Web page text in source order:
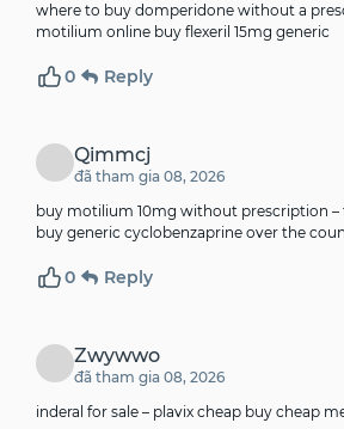
where to buy domperidone without a
motilium online buy flexeril 15mg generic
0 Reply
Qimmcj
đã tham gia 08, 2026
buy motilium 10mg without prescription –
buy generic cyclobenzaprine over the
0 Reply
Zwywwo
đã tham gia 08, 2026
inderal for sale – plavix cheap buy cheap